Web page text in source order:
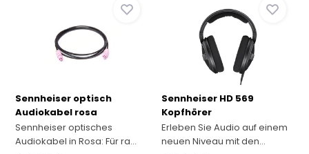
Sennheiser optisch
Audiokabel rosa
Sennheiser optisches
Audiokabel in Rosa: Für ra...
Sennheiser HD 569
Kopfhörer
Erleben Sie Audio auf einem
neuen Niveau mit den...